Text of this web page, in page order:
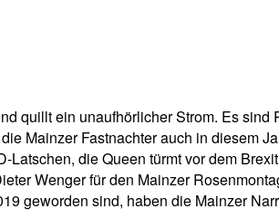
quillt ein unaufhörlicher Strom. Es
Mainzer Fastnachter auch in diesem
die Queen türmt vor dem
Wenger für den Mainzer
geworden sind, haben die Mainzer